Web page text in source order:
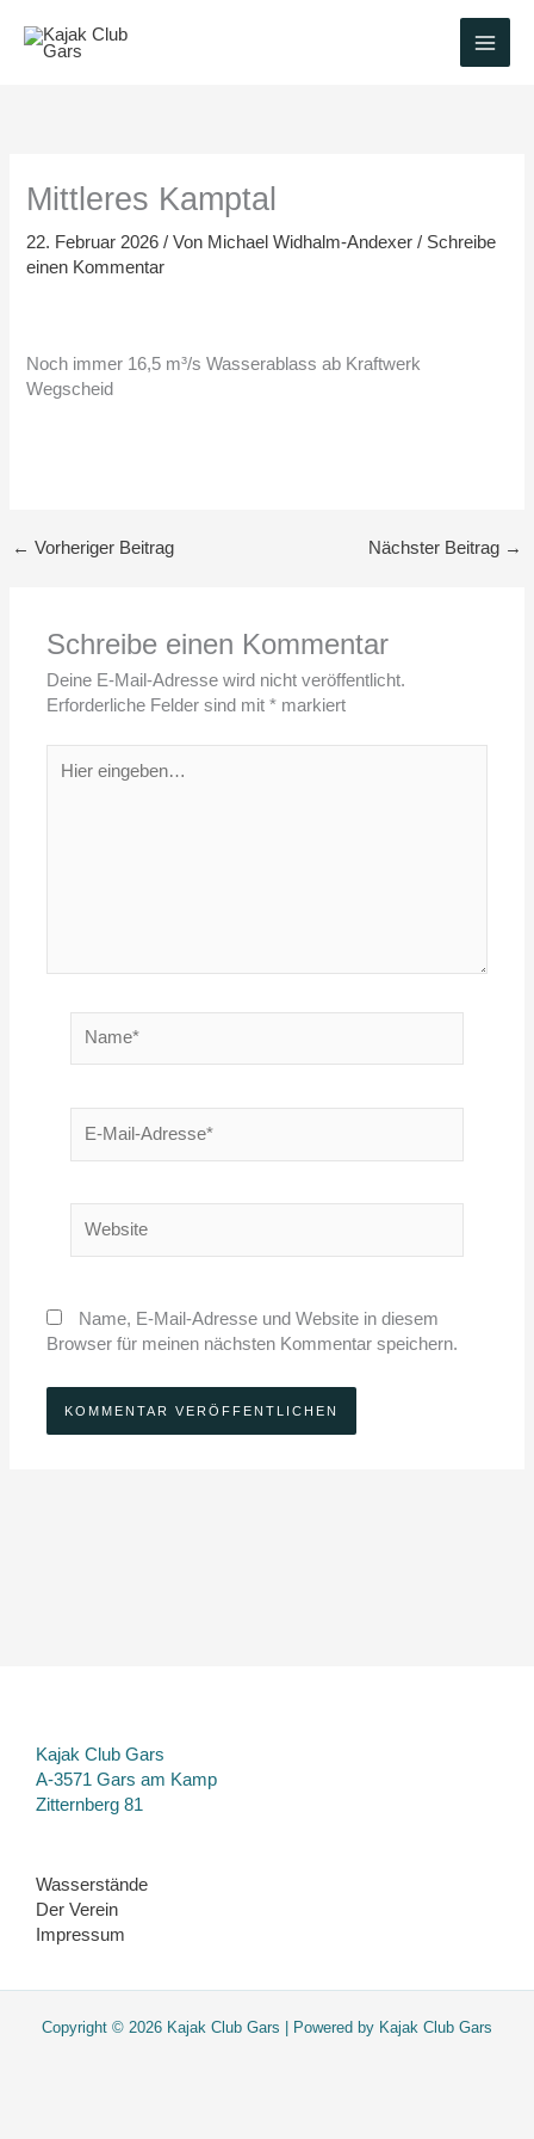
Inhalt
springen
Mittleres Kamptal
22. Februar 2026/ Von Michael Widhalm-Andexer/ Schreibe
einen Kommentar
Noch immer 16,5 m³/s Wasserablass ab Kraftwerk
Wegscheid
← Vorheriger Beitrag Nächster Beitrag →
Schreibe einen Kommentar
Deine E-Mail-Adresse wird nicht veröffentlicht.
Erforderliche Felder sind mit* markiert
eingeben…
Mail-
Name, E-Mail-Adresse und Website in diesem
Browser für meinen nächsten Kommentar speichern.
Kajak Club Gars
A-3571 Gars am Kamp
Zitternberg 81
Wasserstände
Der Verein
Impressum
Copyright © 2026 Kajak Club Gars | Powered by Kajak Club Gars